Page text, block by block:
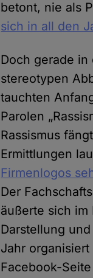
betont, nie als
sich in all den
Doch gerade
stereotypen
tauchten
Parolen
Rassismus
Ermittlungen
Firmenlogos
Der
äußerte sich im
Darstellung
Jahr
Facebook-Seite